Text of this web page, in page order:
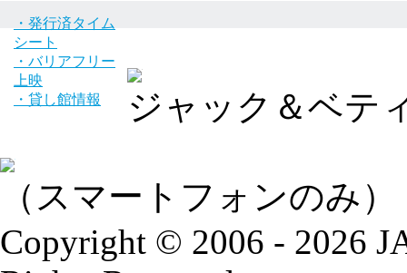
・発行済タイム
シート
・バリアフリー
上映
・貸し館情報
ジャック＆ベテ
（スマートフォンのみ）
Copyright © 2006 - 2026